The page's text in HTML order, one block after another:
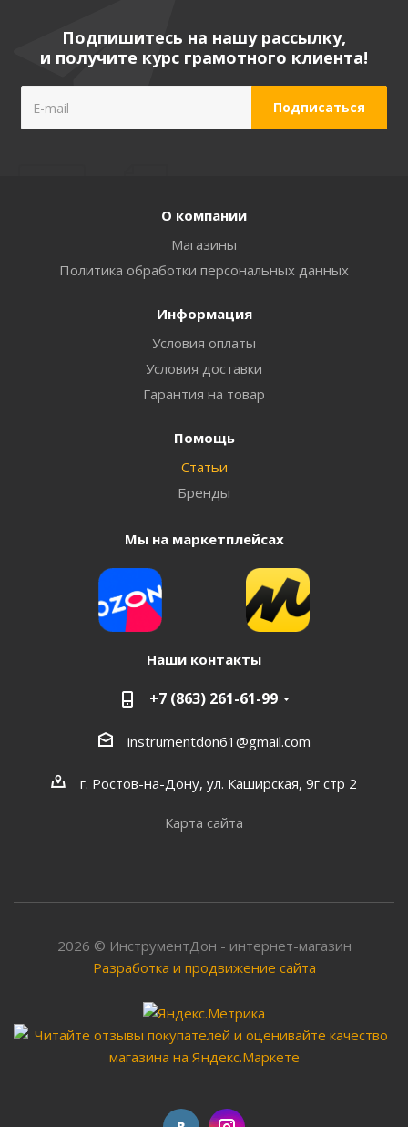
Подпишитесь на нашу рассылку,
и получите курс грамотного клиента!
О компании
Магазины
Политика обработки персональных данных
Информация
Условия оплаты
Условия доставки
Гарантия на товар
Помощь
Статьи
Бренды
Мы на маркетплейсах
Наши контакты
+7 (863) 261-61-99
instrumentdon61@gmail.com
г. Ростов-на-Дону, ул. Каширская, 9г стр 2
Карта сайта
2026 © ИнструментДон - интернет-магазин
Разработка и продвижение сайта